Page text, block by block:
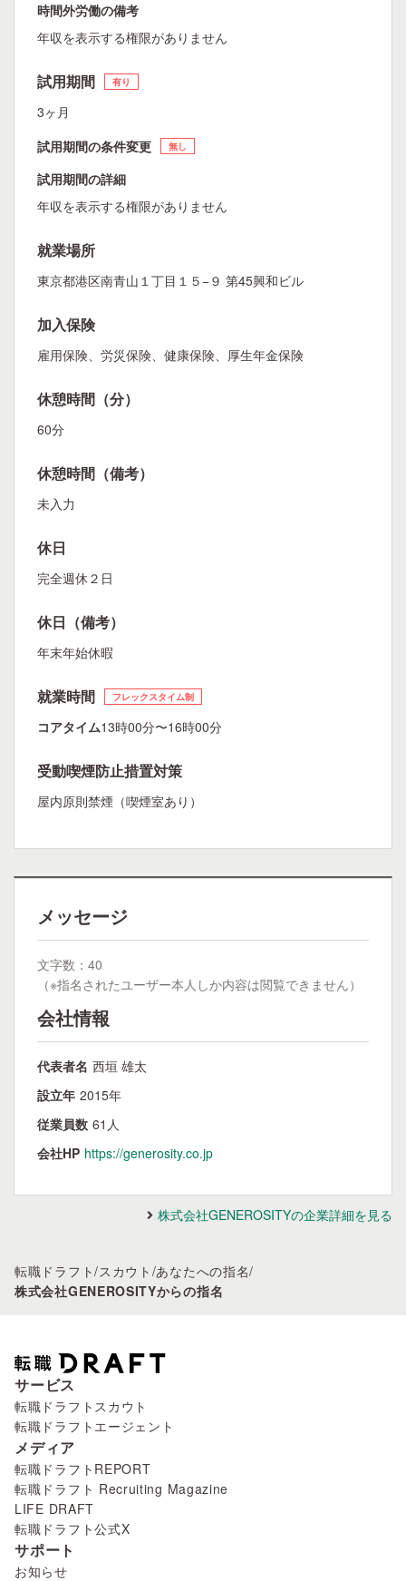
時間外労働の備考
年収を表示する権限がありません
試用期間 有り
3ヶ月
試用期間の条件変更
無し
試用期間の詳細
年収を表示する権限がありません
就業場所
東京都港区南青山１丁目１５−９ 第45興和ビル
加入保険
雇用保険、労災保険、健康保険、厚生年金保険
休憩時間（分）
60分
休憩時間（備考）
未入力
休日
完全週休２日
休日（備考）
年末年始休暇
就業時間 フレックスタイム制
コアタイム13時00分〜16時00分
受動喫煙防止措置対策
屋内原則禁煙（喫煙室あり）
メッセージ
文字数：40
（※指名されたユーザー本人しか内容は閲覧できません）
会社情報
代表者名 西垣 雄太
設立年 2015年
従業員数 61人
会社HP https://generosity.co.jp
株式会社GENEROSITYの企業詳細を見る
転職ドラフト/スカウト /あなたへの指名/
株式会社GENEROSITYからの指名
サービス
転職ドラフトスカウト
転職ドラフトエージェント
メディア
転職ドラフトREPORT
転職ドラフト Recruiting Magazine
LIFE DRAFT
転職ドラフト公式X
サポート
お知らせ